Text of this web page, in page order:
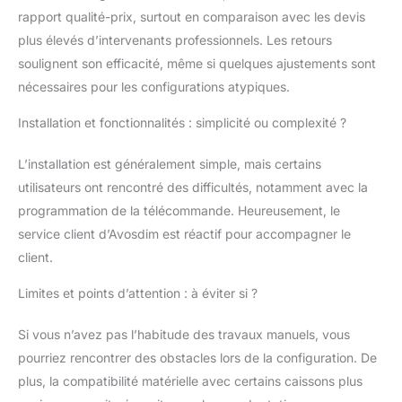
rapport qualité-prix, surtout en comparaison avec les devis
plus élevés d’intervenants professionnels. Les retours
soulignent son efficacité, même si quelques ajustements sont
nécessaires pour les configurations atypiques.
Installation et fonctionnalités : simplicité ou complexité ?
L’installation est généralement simple, mais certains
utilisateurs ont rencontré des difficultés, notamment avec la
programmation de la télécommande. Heureusement, le
service client d’Avosdim est réactif pour accompagner le
client.
Limites et points d’attention : à éviter si ?
Si vous n’avez pas l’habitude des travaux manuels, vous
pourriez rencontrer des obstacles lors de la configuration. De
plus, la compatibilité matérielle avec certains caissons plus